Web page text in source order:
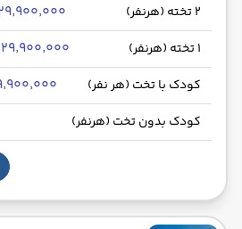
2 تخته (هرنفر) ۲۹٬۹۰۰٬۰۰۰ تومان + ۱٬۴۲۸
1 تخته (هرنفر) ۲۹٬۹۰۰٬۰۰۰ تومان + ۲٬۷۸۰ دلار
کودک با تخت (هر نفر) ۲۹٬۹۰۰٬۰۰۰ تومان +
کودک بدون تخت (هرنفر)